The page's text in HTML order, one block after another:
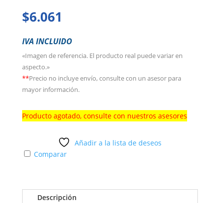
$6.061
IVA INCLUIDO
«Imagen de referencia. El producto real puede variar en
aspecto.»
**Precio no incluye envío, consulte con un asesor para
mayor información.
Producto agotado, consulte con nuestros asesores
Añadir a la lista de deseos
Comparar
Descripción